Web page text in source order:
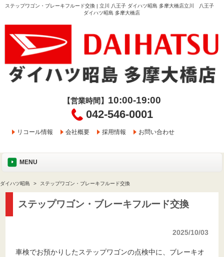
ステップワゴン・ブレーキフルード交換 | 立川 八王子 ダイハツ昭島 多摩大橋店立川 八王子
ダイハツ昭島 多摩大橋店
【営業時間】 10:00-19:00
042-546-0001
リコール情報 会社概要 採用情報 お問い合わせ
MENU
ダイハツ昭島 ステップワゴン・ブレーキフルード交換
ステップワゴン・ブレーキフルード交換
2025/10/03
車検でお預かりしたステップワゴンの点検中に、ブレーキオ